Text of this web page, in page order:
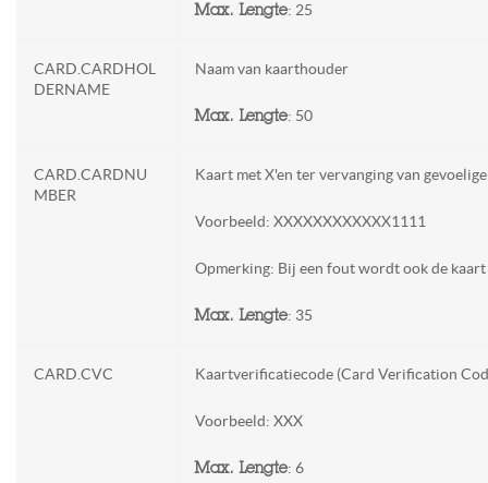
Max. Lengte: 25
CARD.CARDHOL
DERNAME
Naam van kaarthouder
Max. Lengte: 50
CARD.CARDNU
MBER
Kaart met X'en ter vervanging van gevoelige
Voorbeeld: XXXXXXXXXXXX1111
Opmerking: Bij een fout wordt ook de kaart
Max. Lengte: 35
CARD.CVC Kaartverificatiecode (Card Verification
Voorbeeld: XXX
Max. Lengte: 6